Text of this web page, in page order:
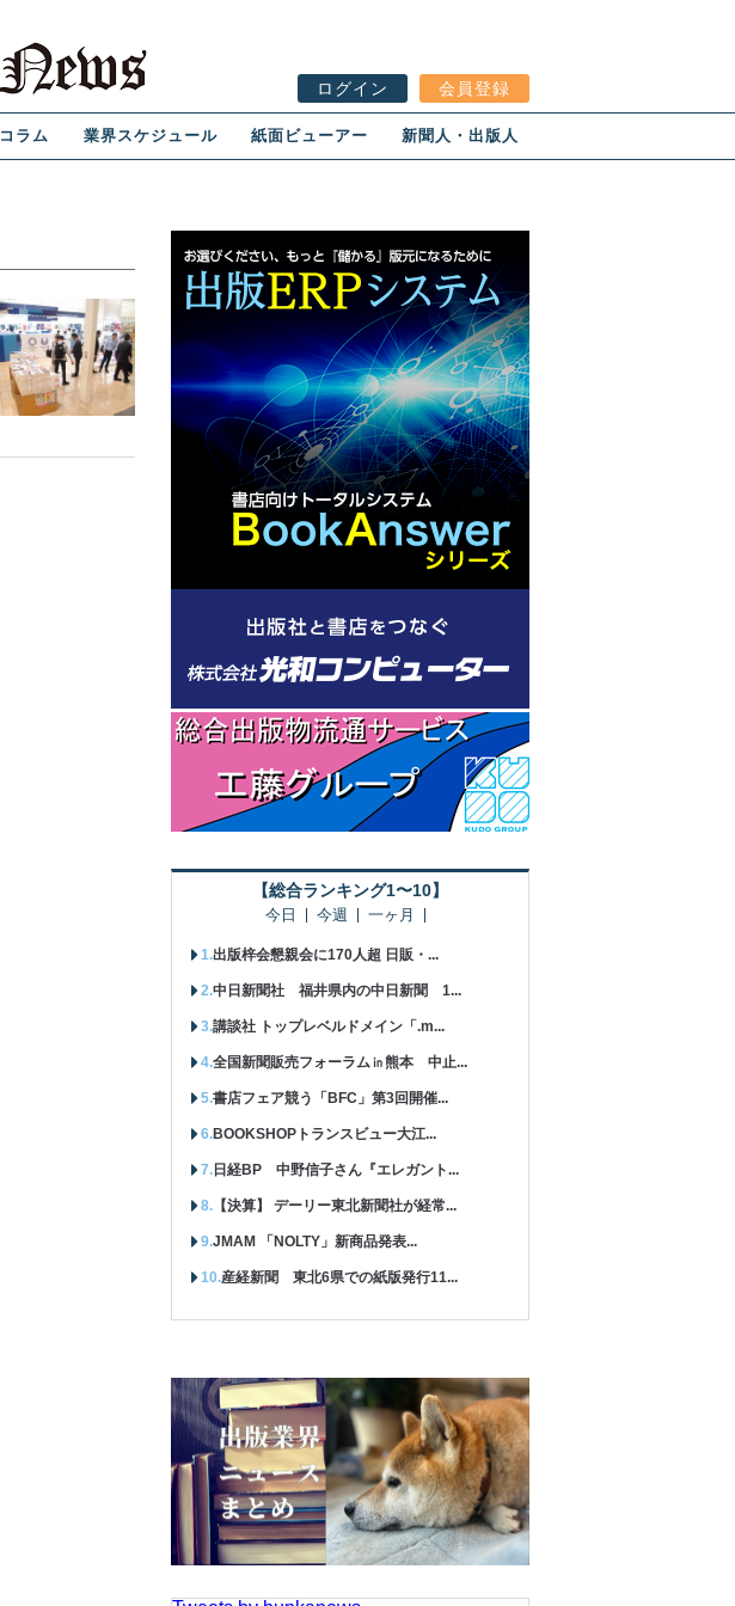
ログイン 会員登録
コラム 業界スケジュール 紙面ビューアー 新聞人・出版人
【総合ランキング1〜10】
今日 今週 一ヶ月
出版梓会懇親会に170人超 日販・...
中日新聞社 福井県内の中日新聞 1...
講談社 トップレベルドメイン「.m...
全国新聞販売フォーラム㏌熊本 中止...
書店フェア競う「BFC」第3回開催...
BOOKSHOPトランスビュー大江...
日経BP 中野信子さん『エレガント...
【決算】 デーリー東北新聞社が経常...
JMAM 「NOLTY」新商品発表...
産経新聞 東北6県での紙版発行11...